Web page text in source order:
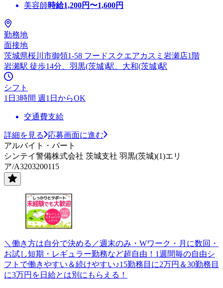
美容師時給1,200円〜1,600円
勤務地
面接地
茨城県桜川市御領1-58 フードスクエアカスミ岩瀬店1階
岩瀬駅 徒歩14分、羽黒(茨城)駅、大和(茨城)駅
シフト
1日3時間 週1日からOK
交通費支給
詳細を見る
応募画面に進む
アルバイト・パート
シンテイ警備株式会社 茨城支社 羽黒(茨城)(1)エリ
ア/A3203200115
＼働き方は自分で決める／週末のみ・Wワーク・月に数回・
お試し短期・レギュラー勤務など超自由！1週間毎の自由シ
フトで働きやすい＆続けやすい♪15勤務目に2万円＆30勤務目
に3万円を日給とは別にもらえる！